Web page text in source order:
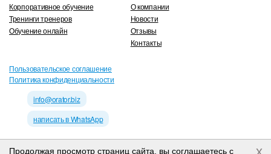
Корпоративное обучение
Тренинги тренеров
Обучение онлайн
О компании
Новости
Отзывы
Контакты
Пользовательское соглашение
Политика конфиденциальности
info@orator.biz
написать в WhatsApp
Продолжая просмотр страниц сайта, вы соглашаетесь с